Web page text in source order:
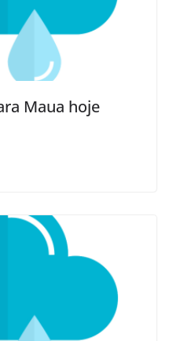
Maua hoje